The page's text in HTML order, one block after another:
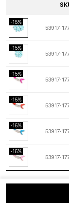
-15%
53917-
-15%
53917-
-15%
53917-
-15%
53917-
-15%
53917-
-15%
53917-
53917-